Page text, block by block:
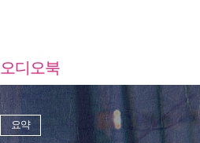
오디오북
요약